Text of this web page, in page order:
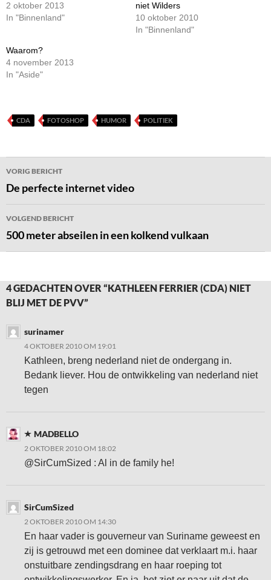
2 oktober 2013
In "Binnenland"
niet Wilders
10 oktober 2010
In "Binnenland"
Waarom?
4 november 2013
In "Aside"
CDA FOTOSHOP HUMOR POLITIEK
Bericht
navigatie
VORIG BERICHT
De perfecte internet video
VOLGEND BERICHT
500 meter abseilen in een kolkend vulkaan
4 GEDACHTEN OVER “KATHLEEN FERRIER (CDA) NIET
BLIJ MET DE PVV”
surinamer
4 OKTOBER 2010 OM 19:01
Kathleen, breng nederland niet de ondergang in.
Bedank liever. Hou de ontwikkeling van nederland niet
tegen
MADBELLO
2 OKTOBER 2010 OM 18:02
@SirCumSized : Al in de family he!
SirCumSized
2 OKTOBER 2010 OM 14:30
En haar vader is gouverneur van Suriname geweest en
zij is getrouwd met een dominee dat verklaart m.i. haar
onstuitbare zendingsdrang en haar roeping tot